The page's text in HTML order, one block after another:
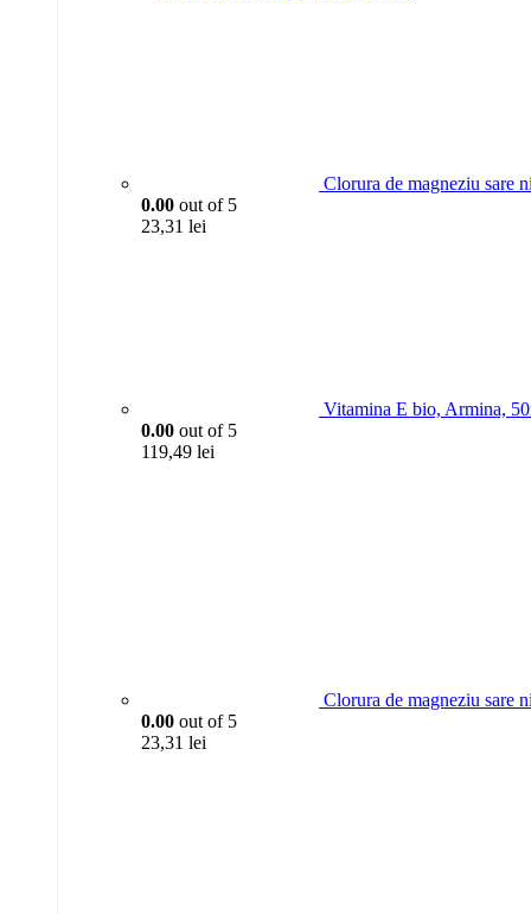
Clorura de magneziu sare
0.00 out of 5
23,31 lei
Vitamina E bio, Armina,
0.00 out of 5
119,49 lei
Clorura de magneziu sare
0.00 out of 5
23,31 lei